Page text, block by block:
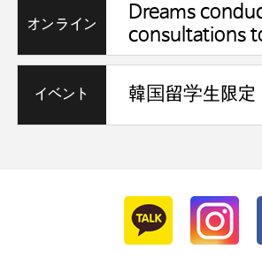
オンライン
相談
Dreams
consultations
イベント